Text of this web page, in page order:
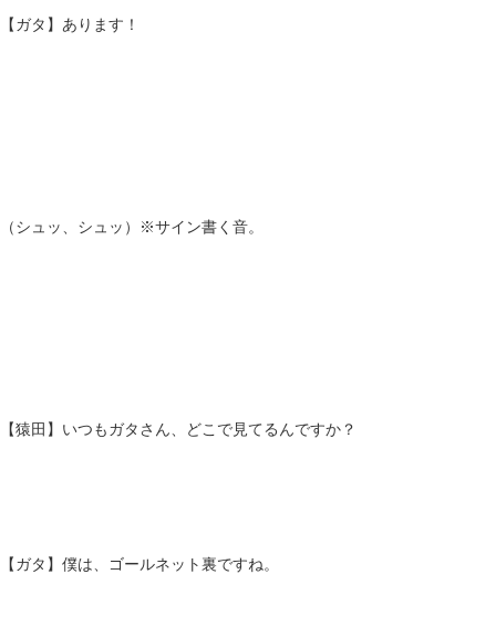
【ガタ】あります！
（シュッ、シュッ）※サイン書く音。
【猿田】いつもガタさん、どこで見てるんですか？
【ガタ】僕は、ゴールネット裏ですね。